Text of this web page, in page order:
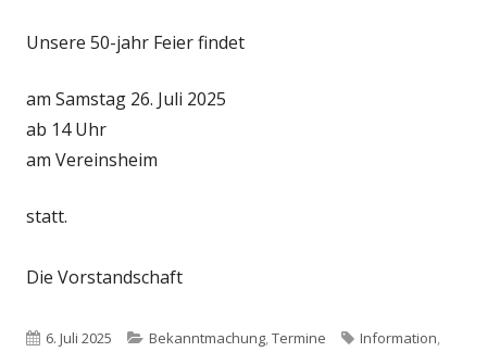
Unsere 50-jahr Feier findet
am Samstag 26. Juli 2025
ab 14 Uhr
am Vereinsheim
statt.
Die Vorstandschaft
Veröffentlicht
6. Juli 2025 Kategorien
Bekanntmachung,Termine Schlagwörter
Information,